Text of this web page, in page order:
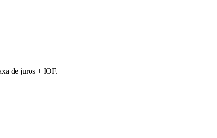
de juros + IOF.